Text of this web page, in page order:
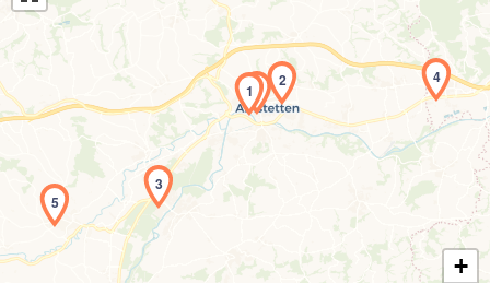
Laden der Karte...
1
2
3
4
5
+